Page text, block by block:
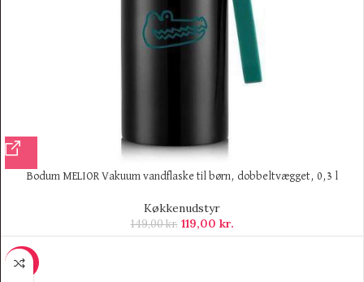
Bodum MELIOR Vakuum vandflaske til børn, dobbeltvægget, 0,3 l
Køkkenudstyr
149,00kr. 119,00 kr.
-20%